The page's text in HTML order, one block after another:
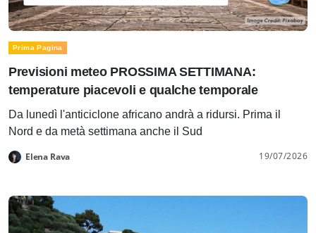
Prima Pagina
Previsioni meteo PROSSIMA SETTIMANA:
temperature piacevoli e qualche temporale
Da lunedì l'anticiclone africano andrà a ridursi. Prima il
Nord e da metà settimana anche il Sud
Elena Rava 19/07/2026